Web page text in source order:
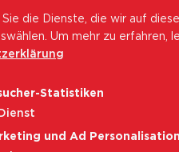
E-Mail-Adresse
die Dienste, die wir auf
Um mehr zu erfahren,
Statistiken
und Ad Personalisation